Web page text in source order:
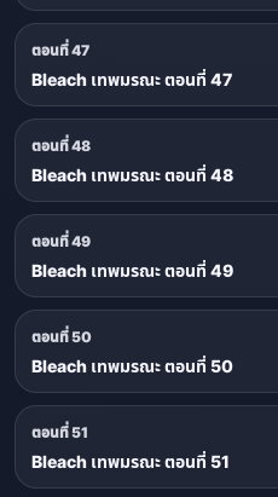
ตอนที่ 47
Bleach เทพมรณะ ตอนที่ 47
ตอนที่ 48
Bleach เทพมรณะ ตอนที่ 48
ตอนที่ 49
Bleach เทพมรณะ ตอนที่ 49
ตอนที่ 50
Bleach เทพมรณะ ตอนที่ 50
ตอนที่ 51
Bleach เทพมรณะ ตอนที่ 51